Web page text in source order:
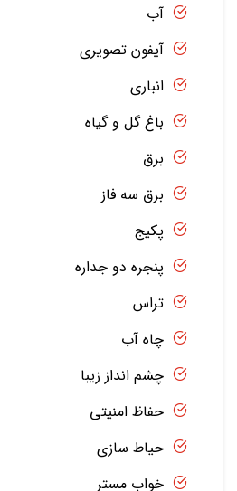
آب
آیفون تصویری
انباری
باغ گل و گیاه
برق
برق سه فاز
پکیج
پنجره دو جداره
تراس
چاه آب
چشم انداز زیبا
حفاظ امنیتی
حیاط سازی
خواب مستر